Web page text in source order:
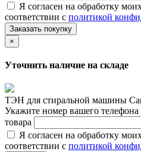
Я согласен на обработку
соответствии с политикой
Заказать покупку
×
Уточнить наличие на складе
ТЭН для стиральной машины
Укажите номер вашего
товара
Я согласен на обработку
соответствии с политикой